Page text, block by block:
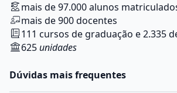
mais de 97.000 alunos
mais de 900 docentes
111 cursos de graduação e 2.335
625unidades
Dúvidas mais frequentes